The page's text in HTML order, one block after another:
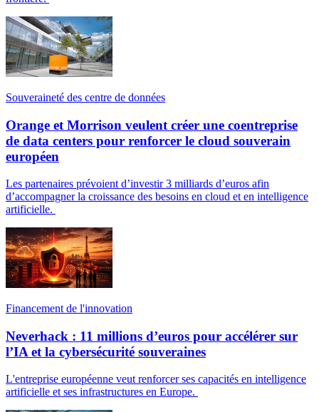
Souveraineté des centre de données
Orange et Morrison veulent créer une coentreprise
de data centers pour renforcer le cloud souverain
européen
Les partenaires prévoient d’investir 3 milliards d’euros afin
d’accompagner la croissance des besoins en cloud et en intelligence
artificielle.
Financement de l'innovation
Neverhack : 11 millions d’euros pour accélérer sur
l’IA et la cybersécurité souveraines
L'entreprise européenne veut renforcer ses capacités en intelligence
artificielle et ses infrastructures en Europe.